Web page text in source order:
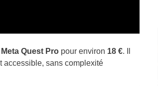
Quest Propour environ 18 €. Il
accessible, sans complexité